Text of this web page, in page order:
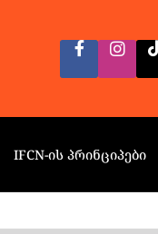
IFCN-ᲘᲡ ᲞᲠᲘᲜᲪᲘᲞᲔᲑᲘ